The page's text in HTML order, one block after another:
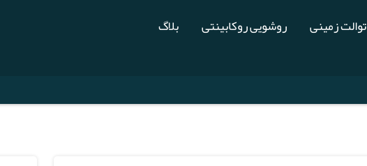
توالت زمینی روشویی روکابینتی
بلاگ